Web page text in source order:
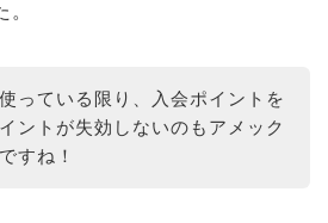
っている限り、入会ポイントを
ントが失効しないのもアメック
すね！